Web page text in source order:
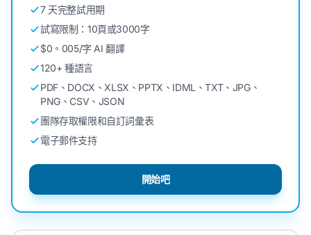
7 天完整試用期
試寫限制：10頁或3000字
$0。005/字 AI 翻譯
120+ 種語言
PDF、DOCX、XLSX、PPTX、IDML、TXT、JPG、
PNG、CSV、JSON
團隊存取權限和自訂詞彙表
電子郵件支持
開始吧